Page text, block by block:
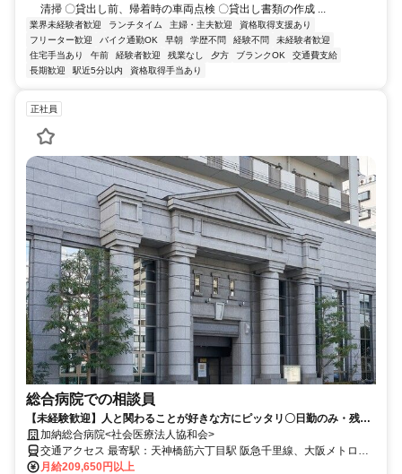
清掃 〇貸出し前、帰着時の車両点検 〇貸出し書類の作成 ...
業界未経験者歓迎 ランチタイム 主婦・主夫歓迎
資格取得支援あり
フリーター歓迎
バイク通勤OK 早朝 学歴不問 経験不問
未経験者歓迎
住宅手当あり
午前 経験者歓迎 残業なし 夕方 ブランクOK
交通費支給
長期歓迎
駅近5分以内 資格取得手当あり
正社員
総合病院での相談員
【未経験歓迎】人と関わることが好きな方にピッタリ〇日勤のみ・残業
ほぼなし・有給取得率90％超えの安定企業
加納総合病院<社会医療法人協和会>
交通アクセス 最寄駅：天神橋筋六丁目駅 阪急千里線、大阪メトロ谷
町線・堺筋線「天神橋筋六丁目駅」6番出口より徒歩1分 大阪環状線
月給209,650円以上